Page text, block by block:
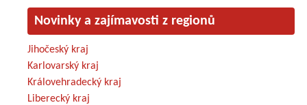
Novinky a zajímavosti z regionů
Jihočeský kraj
Karlovarský kraj
Královehradecký kraj
Liberecký kraj